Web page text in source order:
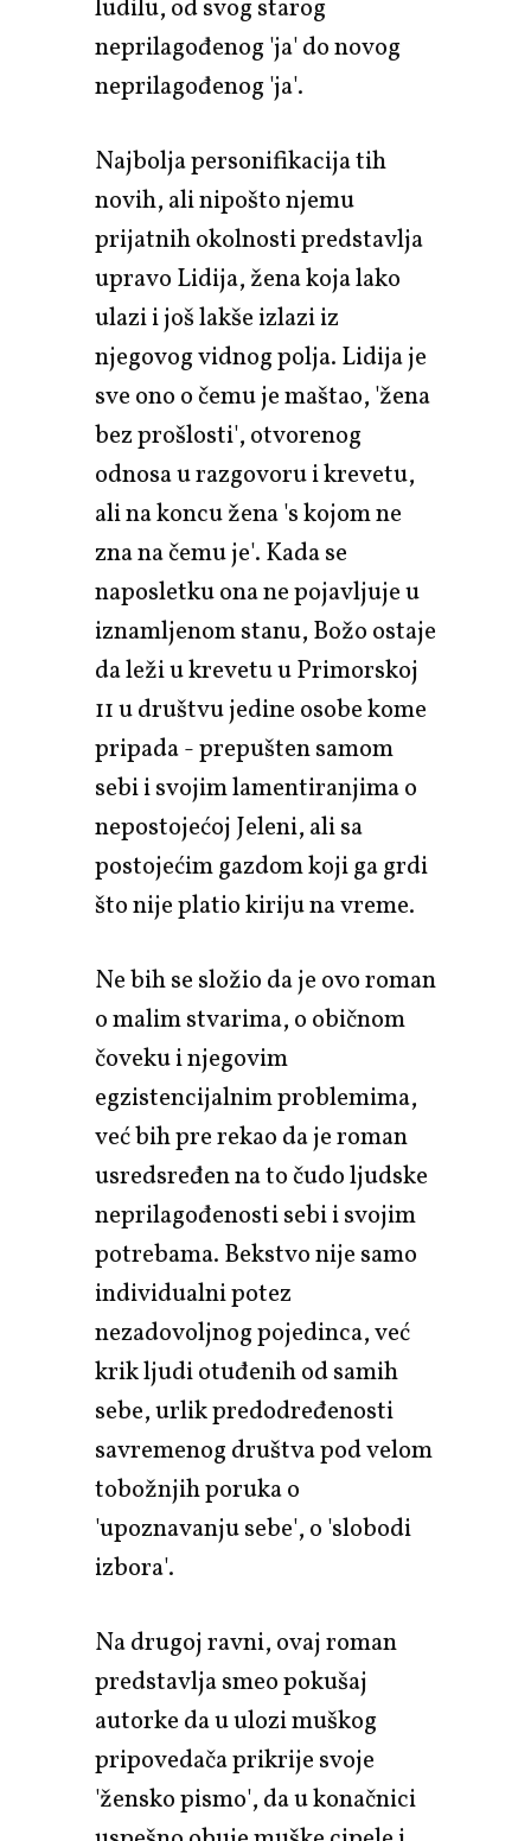
ludilu, od svog starog
neprilagođenog 'ja' do novog
neprilagođenog 'ja'.
Najbolja personifikacija tih
novih, ali nipošto njemu
prijatnih okolnosti predstavlja
upravo Lidija, žena koja lako
ulazi i još lakše izlazi iz
njegovog vidnog polja. Lidija je
sve ono o čemu je maštao, 'žena
bez prošlosti', otvorenog
odnosa u razgovoru i krevetu,
ali na koncu žena 's kojom ne
zna na čemu je'. Kada se
naposletku ona ne pojavljuje u
iznamljenom stanu, Božo ostaje
da leži u krevetu u Primorskoj
11 u društvu jedine osobe kome
pripada - prepušten samom
sebi i svojim lamentiranjima o
nepostojećoj Jeleni, ali sa
postojećim gazdom koji ga grdi
što nije platio kiriju na vreme.
Ne bih se složio da je ovo roman
o malim stvarima, o običnom
čoveku i njegovim
egzistencijalnim problemima,
već bih pre rekao da je roman
usredsređen na to čudo ljudske
neprilagođenosti sebi i svojim
potrebama. Bekstvo nije samo
individualni potez
nezadovoljnog pojedinca, već
krik ljudi otuđenih od samih
sebe, urlik predodređenosti
savremenog društva pod velom
tobožnjih poruka o
'upoznavanju sebe', o 'slobodi
izbora'.
Na drugoj ravni, ovaj roman
predstavlja smeo pokušaj
autorke da u ulozi muškog
pripovedača prikrije svoje
'žensko pismo', da u konačnici